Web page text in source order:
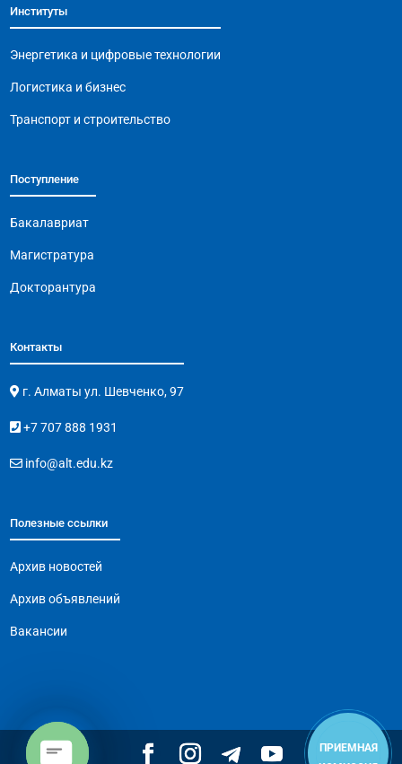
Институты
Энергетика и цифровые технологии
Логистика и бизнес
Транспорт и строительство
Поступление
Бакалавриат
Магистратура
Докторантура
Контакты
г. Алматы ул. Шевченко, 97
+7 707 888 1931
info@alt.edu.kz
Полезные ссылки
Архив новостей
Архив объявлений
Вакансии
ПРИЕМНАЯ